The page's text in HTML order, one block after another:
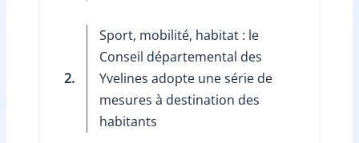
2.
Sport, mobilité, habitat : le
Conseil départemental des
Yvelines adopte une série de
mesures à destination des
habitants